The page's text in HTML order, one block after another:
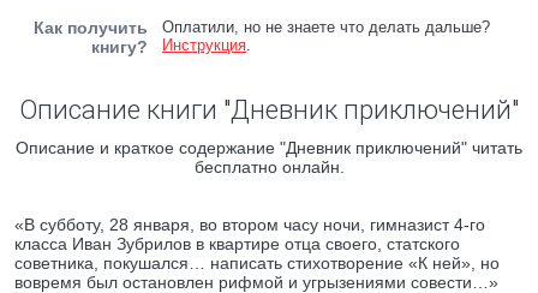
Как получить
книгу?
Оплатили, но не знаете что делать дальше?
Инструкция.
Описание книги "Дневник приключений"
Описание и краткое содержание "Дневник приключений" читать
бесплатно онлайн.
«В субботу, 28 января, во втором часу ночи, гимназист 4-го
класса Иван Зубрилов в квартире отца своего, статского
советника, покушался… написать стихотворение «К ней», но
вовремя был остановлен рифмой и угрызениями совести…»